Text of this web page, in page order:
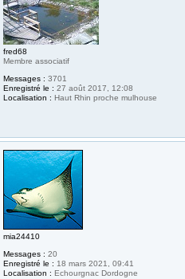
fred68
Membre associatif
Messages : 3701
Enregistré le : 27 août 2017, 12:08
Localisation : Haut Rhin proche mulhouse
mia24410
Messages : 20
Enregistré le : 18 mars 2021, 09:41
Localisation : Echourgnac Dordogne